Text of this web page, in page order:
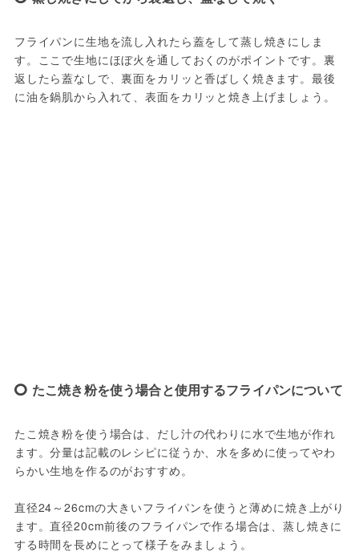
フライパンに生地を流し入れたら蓋をして蒸し焼きにしま
す。ここで生地にほぼ火を通しておくのがポイントです。裏
返したら蓋なしで、裏面をカリッと香ばしく焼きます。最後
に油を鍋肌から入れて、表面をカリッと焼き上げましょう。
たこ焼き粉を使う場合と使用するフライパンについて
たこ焼き粉を使う場合は、だし汁の代わりに水で生地が作れ
ます。分量は記載のレシピに従うか、水を多めに使ってやわ
らかい生地を作るのがおすすめ。
直径24～26cmの大きいフライパンを使うと薄めに焼き上がり
ます。直径20cm前後のフライパンで作る場合は、蒸し焼きに
する時間を長めにとって様子をみましょう。